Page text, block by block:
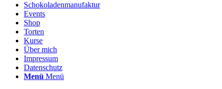
Schokoladenmanufaktur
Events
Shop
Torten
Kurse
Über mich
Impressum
Datenschutz
Menü Menü